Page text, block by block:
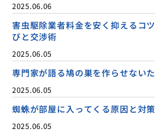
2025.06.06
害虫駆除業者料金を安く抑えるコ
びと交渉術
2025.06.05
専門家が語る鳩の巣を作らせない
2025.06.05
蜘蛛が部屋に入ってくる原因と対策
2025.06.05